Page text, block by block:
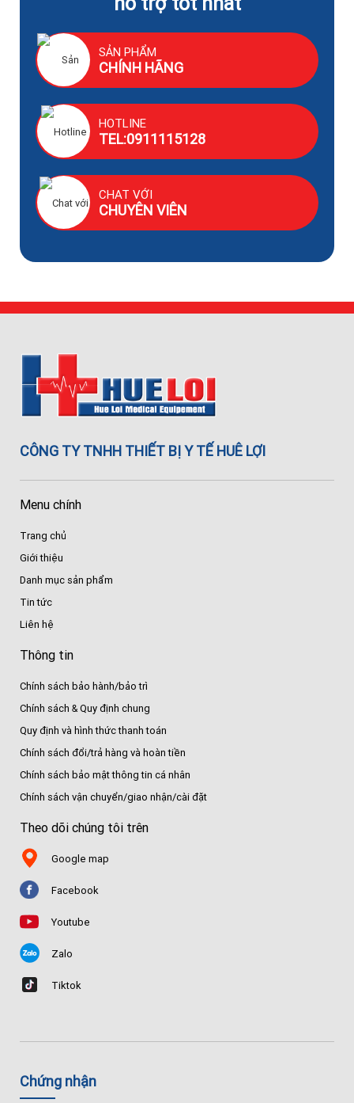
SẢN PHẨM
CHÍNH HÃNG
HOTLINE
TEL:0911115128
CHAT VỚI
CHUYÊN VIÊN
CÔNG TY TNHH THIẾT BỊ Y TẾ HUÊ LỢI
Menu chính
Trang chủ
Giới thiệu
Danh mục sản phẩm
Tin tức
Liên hệ
Thông tin
Chính sách bảo hành/bảo trì
Chính sách & Quy định chung
Quy định và hình thức thanh toán
Chính sách đổi/trả hàng và hoàn tiền
Chính sách bảo mật thông tin cá nhân
Chính sách vận chuyển/giao nhận/cài đặt
Theo dõi chúng tôi trên
Google map
Facebook
Youtube
Zalo
Tiktok
Chứng nhận